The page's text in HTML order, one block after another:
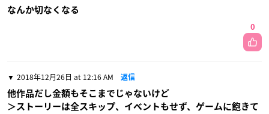
なんか切なくなる
0
2018年12月26日 at 12:16 AM 返信
他作品だし金額もそこまでじゃないけど
＞ストーリーは全スキップ、イベントもせず、ゲームに飽きて